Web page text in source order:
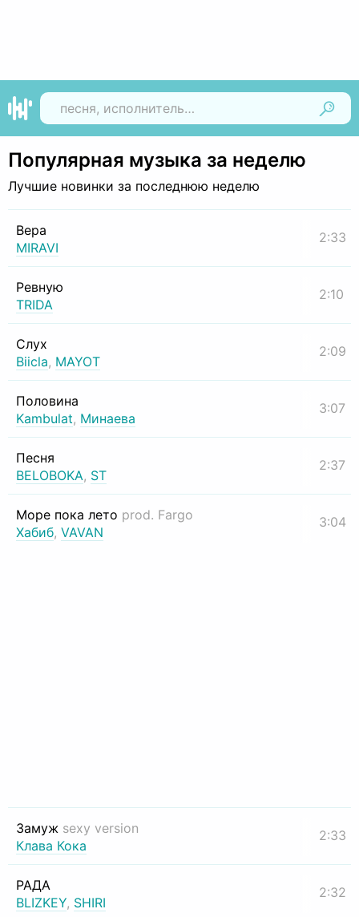
Популярная музыка за неделю
Лучшие новинки за последнюю неделю
Вера
MIRAVI
2:33
Ревную
TRIDA
2:10
Слух
Biicla, MAYOT
2:09
Половина
Kambulat, Минаева
3:07
Песня
BELOBOKA, ST
2:37
Море пока лето prod. Fargo
Хабиб, VAVAN
3:04
Замуж sexy version
Клава Кока
2:33
РАДА
BLIZKEY, SHIRI
2:32